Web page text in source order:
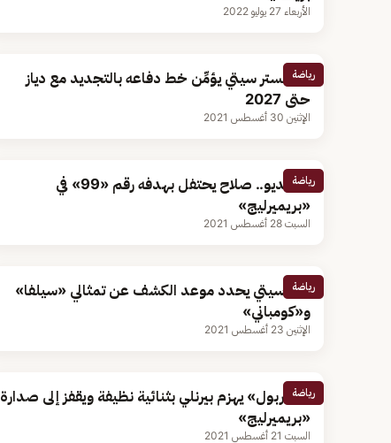
الأربعاء 27 يوليو 2022
رياضة
مانشستر سيتي يؤمِّن خط دفاعه بالتجديد مع دياز
حتى 2027
الإثنين 30 أغسطس 2021
رياضة
بالفيديو.. صلاح يحتفل بهدفه رقم «99» في
«بريميرليج»
السبت 28 أغسطس 2021
رياضة
مان سيتي يحدد موعد الكشف عن تمثالي «سيلفا»
و«كومباني»
الإثنين 23 أغسطس 2021
رياضة
«ليفربول» يهزم بيرنلي بثنائية نظيفة ويقفز إلى صدارة
«بريميرليج»
السبت 21 أغسطس 2021